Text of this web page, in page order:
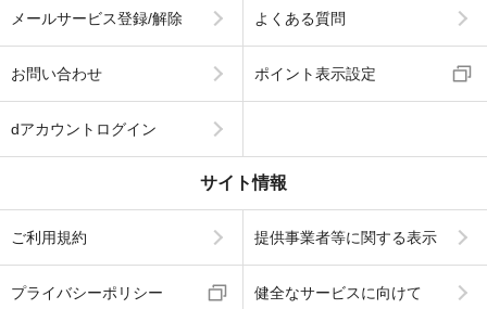
メールサービス登録/解除 よくある質問
お問い合わせ ポイント表示設定
dアカウントログイン
サイト情報
ご利用規約 提供事業者等に関する表示
プライバシーポリシー 健全なサービスに向けて